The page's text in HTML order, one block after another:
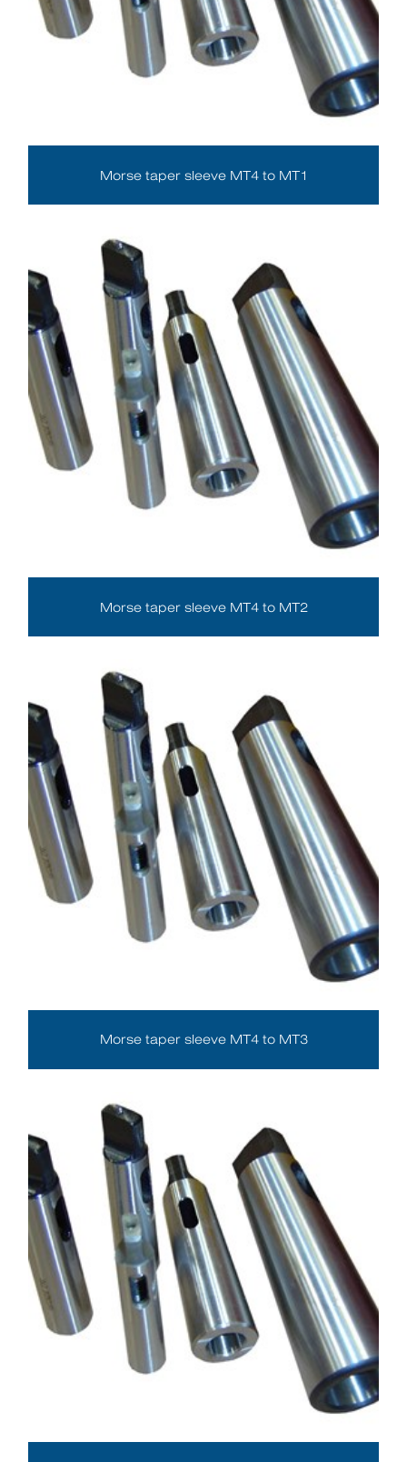
Morse taper sleeve MT4 to MT1
Morse taper sleeve MT4 to MT2
Morse taper sleeve MT4 to MT3